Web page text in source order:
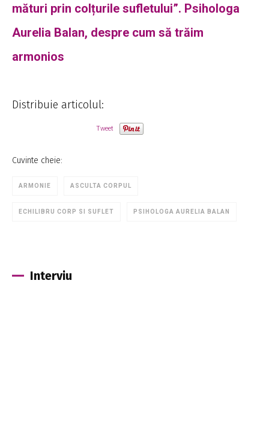
mături prin colțurile sufletului”. Psihologa
Aurelia Balan, despre cum să trăim
armonios
Distribuie articolul:
Tweet
Cuvinte cheie:
ARMONIE ASCULTA CORPUL
ECHILIBRU CORP SI SUFLET PSIHOLOGA AURELIA BALAN
Interviu